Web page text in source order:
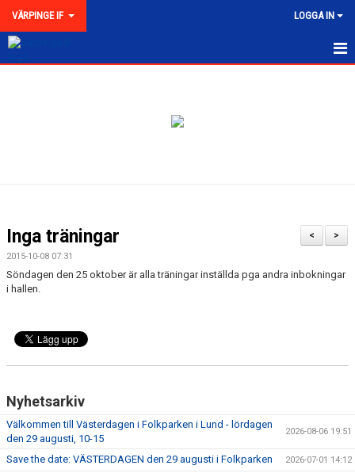
VÄRPINGE IF LOGGA IN
KLUBBKOLLEKTION
>
<
Inga träningar
2015-10-08 07:31
Söndagen den 25 oktober är alla träningar inställda pga andra inbokningar
i hallen.
Nyhetsarkiv
Välkommen till Västerdagen i Folkparken i Lund - lördagen
den 29 augusti, 10-15
2026-08-06 19:51
Save the date: VÄSTERDAGEN den 29 augusti i Folkparken 2026-07-01 14:12